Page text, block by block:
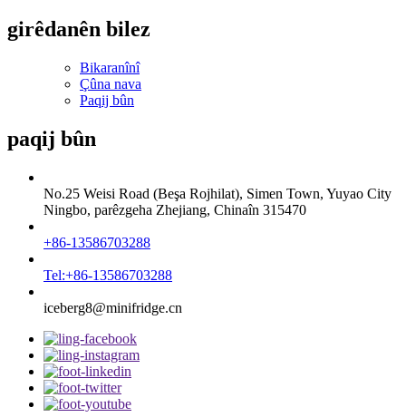
girêdanên bilez
Bikaranînî
Çûna nava
Paqij bûn
paqij bûn
No.25 Weisi Road (Beşa Rojhilat), Simen Town, Yuyao City
Ningbo, parêzgeha Zhejiang, Chinaîn 315470
+86-13586703288
Tel:+86-13586703288
iceberg8@minifridge.cn